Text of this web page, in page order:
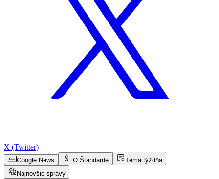
X (Twitter)
Google News O Štandarde
Téma týždňa
Najnovšie správy